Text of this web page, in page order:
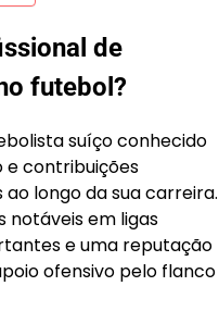
de
futebol?
suíço conhecido
e contribuições
longo da sua carreira.
notáveis em ligas
e uma reputação
ofensivo pelo flanco